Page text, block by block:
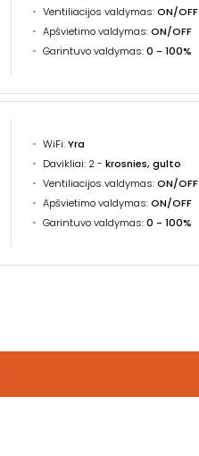
Ventiliacijos valdymas:ON/OFF
Apšvietimo valdymas:ON/OFF
Garintuvo valdymas:0 - 100%
WiFi:Yra
Davikliai: 2 - krosnies, gulto
Ventiliacijos valdymas:ON/OFF
Apšvietimo valdymas:ON/OFF
Garintuvo valdymas:0 - 100%